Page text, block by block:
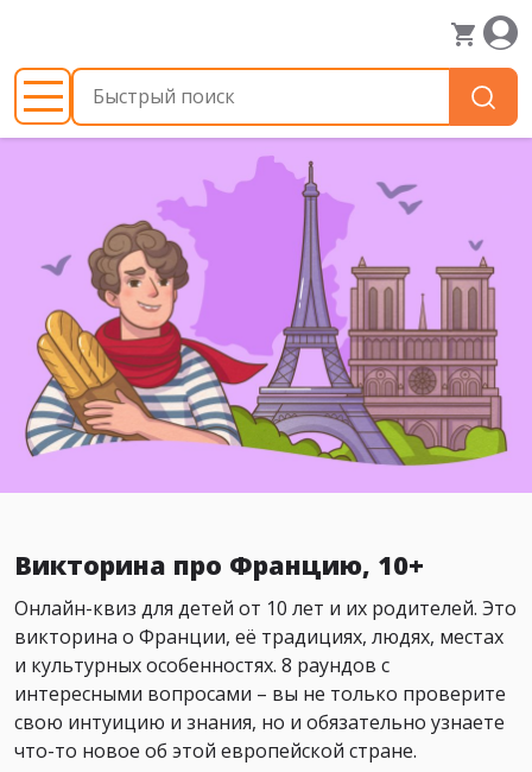
Викторина про Францию, 10+
Онлайн-квиз для детей от 10 лет и их родителей. Это
викторина о Франции, её традициях, людях, местах
и культурных особенностях. 8 раундов с
интересными вопросами – вы не только проверите
свою интуицию и знания, но и обязательно узнаете
что-то новое об этой европейской стране.